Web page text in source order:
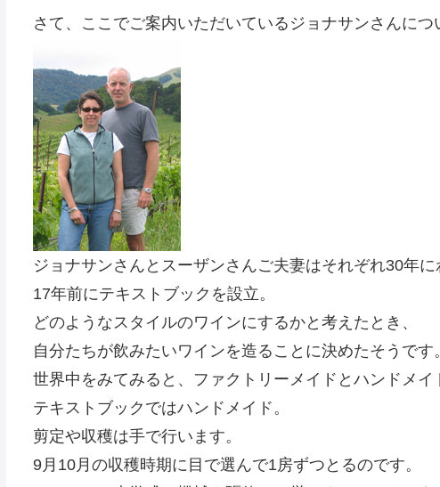
さて、ここでご案内いただいているジョナサンさんにつ
ジョナサンさんとスーザンさんご夫妻はそれぞれ30年
17年前にテキストブックを設立。
どのようなスタイルのワインにするかと考えたとき、
自分たちが飲みたいワインを造ることに決めたそうです。
世界中をみてみると、ファクトリーメイドとハンドメイ
テキストブックではハンドメイド。
剪定や収穫は手で行います。
9月10月の収穫時期に目で選んで1房ずつとるのです。